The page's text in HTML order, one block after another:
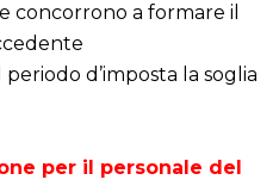
concorrono a formare il
d’imposta la soglia
per il personale del